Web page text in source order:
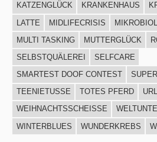
KATZENGLÜCK
KRANKENHAUS
LATTE
MIDLIFECRISIS
MULTI TASKING
MUTTERGLÜCK
SELBSTQUÄLEREI
SELFCARE
SMARTEST DOOF CONTEST
TEENIETUSSE
TOTES PFERD
WEIHNACHTSSCHEISSE
WINTERBLUES
WUNDERKREBS